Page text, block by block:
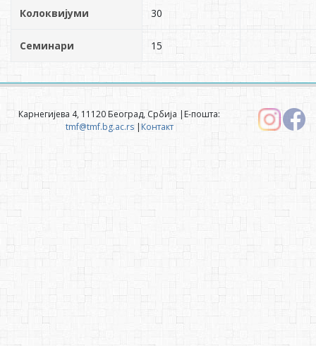
Колоквијуми 30
Семинари 15
Карнегијева 4, 11120 Београд, Србија |Е-пошта:
tmf@tmf.bg.ac.rs|Контакт